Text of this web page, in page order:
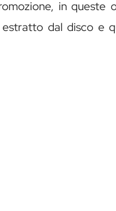
in queste
dal disco e